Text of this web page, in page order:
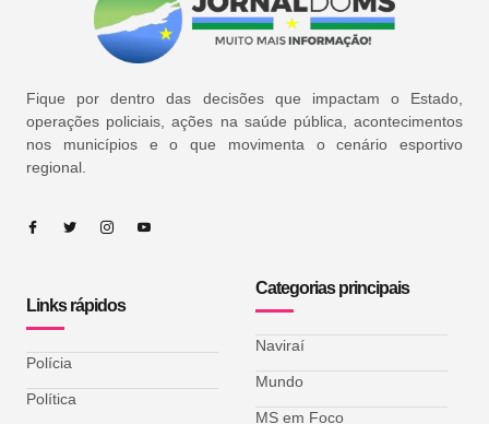
Fique por dentro das decisões que impactam o Estado,
operações policiais, ações na saúde pública, acontecimentos
nos municípios e o que movimenta o cenário esportivo
regional.
Links rápidos
Polícia
Política
Categorias principais
Naviraí
Mundo
MS em Foco